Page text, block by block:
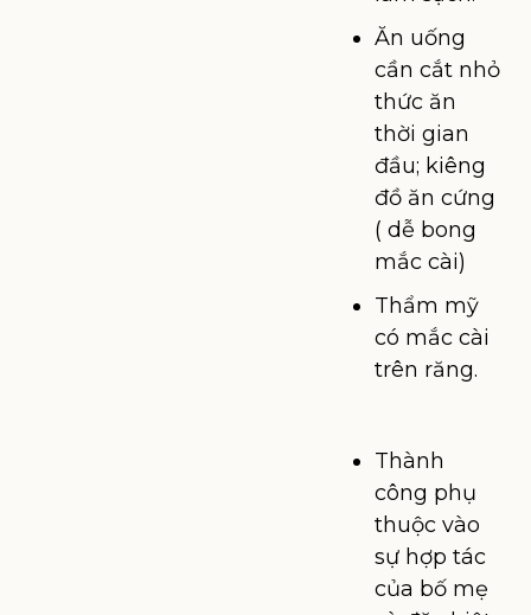
Ăn uống
cần cắt nhỏ
thức ăn
thời gian
đầu; kiêng
đồ ăn cứng
( dễ bong
mắc cài)
Thẩm mỹ
có mắc cài
trên răng.
Thành
công phụ
thuộc vào
sự hợp tác
của bố mẹ